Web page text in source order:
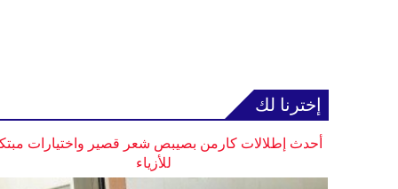
إخترنا لك
أحدث إطلالات كارمن بصيبص شعر قصير واختيارات
للأزياء